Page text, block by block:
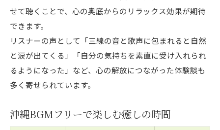
せて聴くことで、心の奥底からのリラックス効果が期待
できます。
リスナーの声として「三線の音と歌声に包まれると自然
と涙が出てくる」「自分の気持ちを素直に受け入れられ
るようになった」など、心の解放につながった体験談も
多く寄せられています。
沖縄BGMフリーで楽しむ癒しの時間